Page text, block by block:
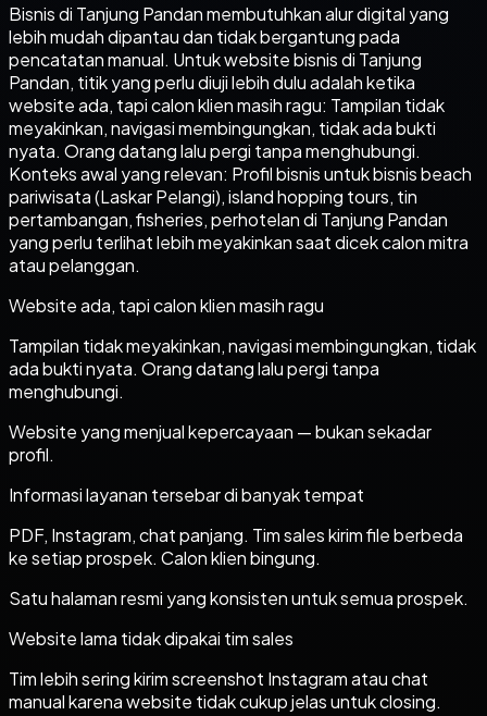
Bisnis di Tanjung Pandan membutuhkan alur digital yang
lebih mudah dipantau dan tidak bergantung pada
pencatatan manual. Untuk website bisnis di Tanjung
Pandan, titik yang perlu diuji lebih dulu adalah ketika
website ada, tapi calon klien masih ragu: Tampilan tidak
meyakinkan, navigasi membingungkan, tidak ada bukti
nyata. Orang datang lalu pergi tanpa menghubungi.
Konteks awal yang relevan: Profil bisnis untuk bisnis beach
pariwisata (Laskar Pelangi), island hopping tours, tin
pertambangan, fisheries, perhotelan di Tanjung Pandan
yang perlu terlihat lebih meyakinkan saat dicek calon mitra
atau pelanggan.
Website ada, tapi calon klien masih ragu
Tampilan tidak meyakinkan, navigasi membingungkan, tidak
ada bukti nyata. Orang datang lalu pergi tanpa
menghubungi.
Website yang menjual kepercayaan — bukan sekadar
profil.
Informasi layanan tersebar di banyak tempat
PDF, Instagram, chat panjang. Tim sales kirim file berbeda
ke setiap prospek. Calon klien bingung.
Satu halaman resmi yang konsisten untuk semua prospek.
Website lama tidak dipakai tim sales
Tim lebih sering kirim screenshot Instagram atau chat
manual karena website tidak cukup jelas untuk closing.